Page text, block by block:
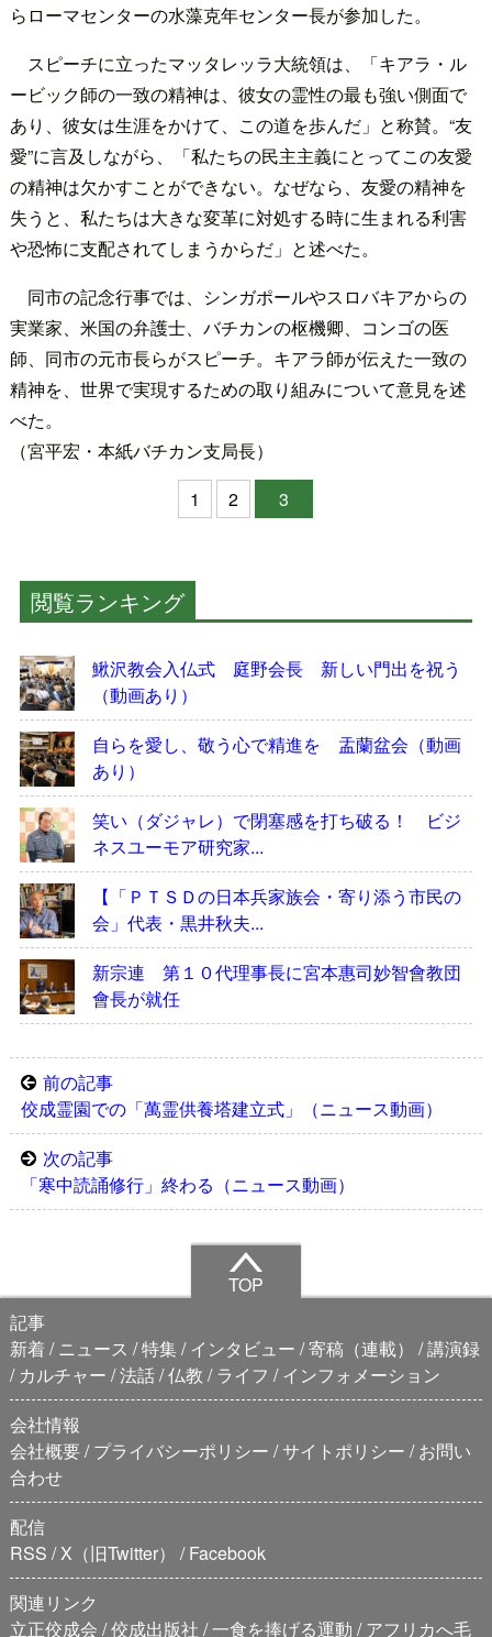
らローマセンターの水藻克年センター長が参加した。
スピーチに立ったマッタレッラ大統領は、「キアラ・ル
ービック師の一致の精神は、彼女の霊性の最も強い側面で
あり、彼女は生涯をかけて、この道を歩んだ」と称賛。“友
愛”に言及しながら、「私たちの民主主義にとってこの友愛
の精神は欠かすことができない。なぜなら、友愛の精神を
失うと、私たちは大きな変革に対処する時に生まれる利害
や恐怖に支配されてしまうからだ」と述べた。
同市の記念行事では、シンガポールやスロバキアからの
実業家、米国の弁護士、バチカンの枢機卿、コンゴの医
師、同市の元市長らがスピーチ。キアラ師が伝えた一致の
精神を、世界で実現するための取り組みについて意見を述
べた。
（宮平宏・本紙バチカン支局長）
1
2 3
閲覧ランキング
鰍沢教会入仏式 庭野会長 新しい門出を祝う
（動画あり）
自らを愛し、敬う心で精進を 盂蘭盆会（動画
あり）
笑い（ダジャレ）で閉塞感を打ち破る！ ビジ
ネスユーモア研究家...
【「ＰＴＳＤの日本兵家族会・寄り添う市民の
会」代表・黒井秋夫...
新宗連 第１０代理事長に宮本惠司妙智會教団
會長が就任
前の記事
佼成霊園での「萬霊供養塔建立式」（ニュース動画）
次の記事
「寒中読誦修行」終わる（ニュース動画）
TOP
記事
新着
ニュース 特集 インタビュー 寄稿（連載）
講演録
カルチャー 法話 仏教 ライフ
インフォメーション
会社情報
会社概要 プライバシーポリシー サイトポリシー
お問い
合わせ
配信
RSS X（旧Twitter）
Facebook
関連リンク
立正佼成会 佼成出版社 一食を捧げる運動 アフリカへ毛